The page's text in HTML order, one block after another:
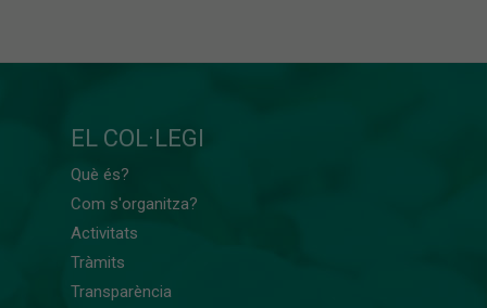
EL COL·LEGI
Què és?
Com s'organitza?
Activitats
Tràmits
Transparència